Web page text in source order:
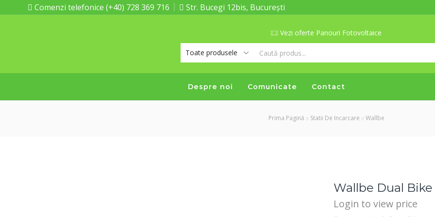
Comenzi telefonice (+40) 728 369 716 Str. Bucegi 12bis, București
Vezi oferte Panouri Fotovoltaice
Despre noi Comunicate Contact
Prima Pagină Statii De Incarcare Wallbe
Wallbe Dual Bike
Login to view price